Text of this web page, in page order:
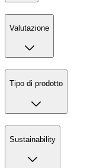
Valutazione
Tipo di prodotto
Sustainability